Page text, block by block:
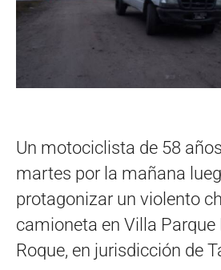
Un motociclista de 58
martes por la mañana
protagonizar un violento
camioneta en Villa Parque
Roque, en jurisdicción de